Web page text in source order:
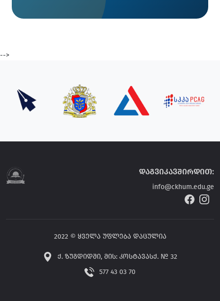
-->
დაგვიკავშირდით:
info@ckhum.edu.ge
2022 © ყველა უფლება დაცულია
ქ. ზუგდიდში, მის: კოსტავასქ. № 32
577 43 03 70